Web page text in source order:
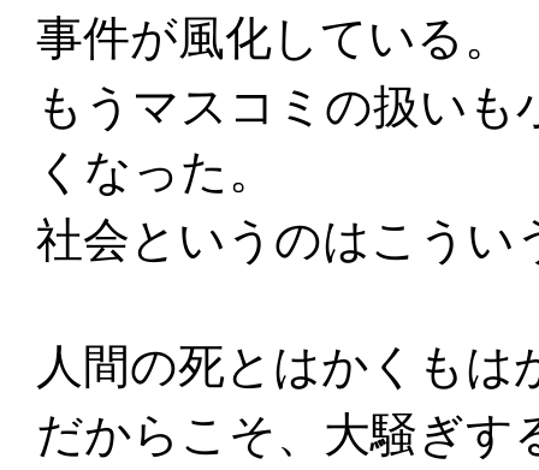
事件が風化している。
もうマスコミの扱い
くなった。
社会というのはこうい
人間の死とはかくもは
だからこそ、大騒ぎす